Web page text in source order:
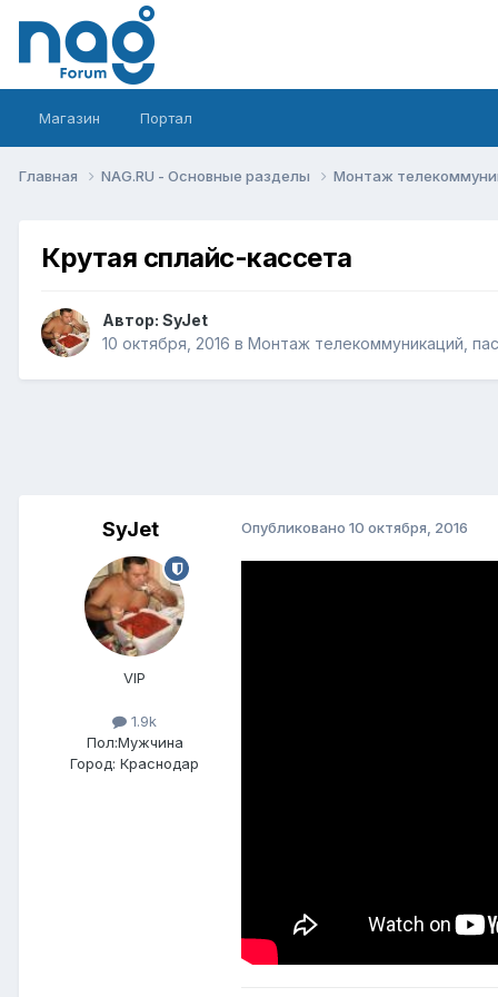
Магазин Портал
Главная NAG.RU - Основные разделы Монтаж
Крутая сплайс-кассета
Автор: SyJet
10 октября, 2016 в Монтаж телекоммуникаций,
SyJet
VIP
1.9k
Пол:Мужчина
Город: Краснодар
Опубликовано 10 октября, 2016